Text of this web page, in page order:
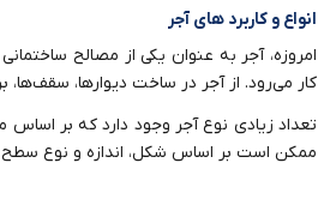
انواع و کاربرد های آجر
امروزه، آجر به عنوان یکی از مصالح
کار می‌رود. از آجر در ساخت دیوارها،
تعداد زیادی نوع آجر وجود دارد که بر
ممکن است بر اساس شکل، اندازه و نوع